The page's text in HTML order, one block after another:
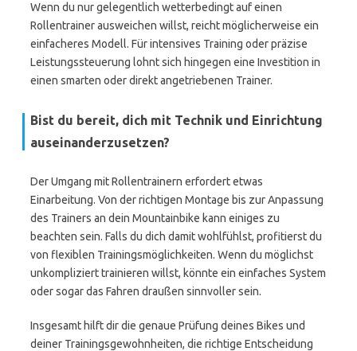
Wenn du nur gelegentlich wetterbedingt auf einen
Rollentrainer ausweichen willst, reicht möglicherweise ein
einfacheres Modell. Für intensives Training oder präzise
Leistungssteuerung lohnt sich hingegen eine Investition in
einen smarten oder direkt angetriebenen Trainer.
Bist du bereit, dich mit Technik und Einrichtung
auseinanderzusetzen?
Der Umgang mit Rollentrainern erfordert etwas
Einarbeitung. Von der richtigen Montage bis zur Anpassung
des Trainers an dein Mountainbike kann einiges zu
beachten sein. Falls du dich damit wohlfühlst, profitierst du
von flexiblen Trainingsmöglichkeiten. Wenn du möglichst
unkompliziert trainieren willst, könnte ein einfaches System
oder sogar das Fahren draußen sinnvoller sein.
Insgesamt hilft dir die genaue Prüfung deines Bikes und
deiner Trainingsgewohnheiten, die richtige Entscheidung